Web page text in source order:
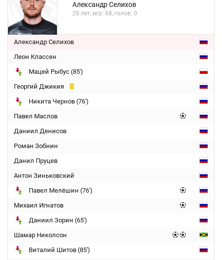
Александр Селихов
28 лет, игр: 68, голов: 0
Александр Селихов
Леон Классен
Мацей Рыбус (85')
Георгий Джикия
Никита Чернов (76')
Павел Маслов
Даниил Денисов
Роман Зобнин
Данил Пруцев
Антон Зиньковский
Павел Мелёшин (76')
Михаил Игнатов
Даниил Зорин (65')
Шамар Николсон
Виталий Шитов (85')